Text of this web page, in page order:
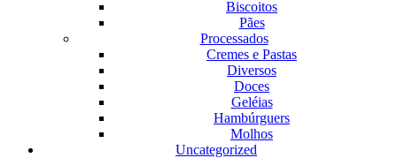
Biscoitos
Pães
Processados
Cremes e Pastas
Diversos
Doces
Geléias
Hambúrguers
Molhos
Uncategorized